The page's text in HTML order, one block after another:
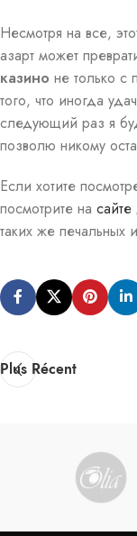
Несмотря на все,
азарт может
казино не только с
того, что иногда
следующий раз я
позволю никому
Если хотите
посмотрите на
таких же печальных
Plus Récent